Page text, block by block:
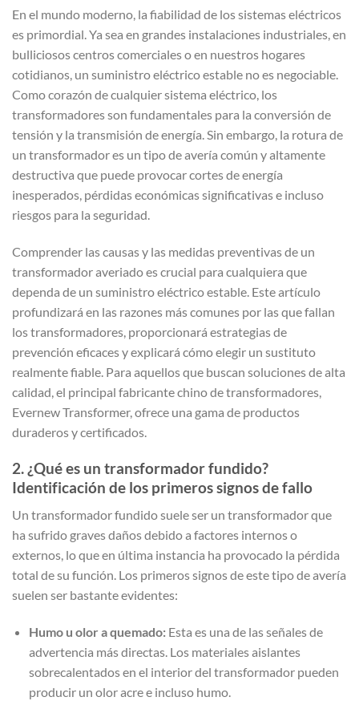
En el mundo moderno, la fiabilidad de los sistemas eléctricos
es primordial. Ya sea en grandes instalaciones industriales, en
bulliciosos centros comerciales o en nuestros hogares
cotidianos, un suministro eléctrico estable no es negociable.
Como corazón de cualquier sistema eléctrico, los
transformadores son fundamentales para la conversión de
tensión y la transmisión de energía. Sin embargo, la rotura de
un transformador es un tipo de avería común y altamente
destructiva que puede provocar cortes de energía
inesperados, pérdidas económicas significativas e incluso
riesgos para la seguridad.
Comprender las causas y las medidas preventivas de un
transformador averiado es crucial para cualquiera que
dependa de un suministro eléctrico estable. Este artículo
profundizará en las razones más comunes por las que fallan
los transformadores, proporcionará estrategias de
prevención eficaces y explicará cómo elegir un sustituto
realmente fiable. Para aquellos que buscan soluciones de alta
calidad, el principal fabricante chino de transformadores,
Evernew Transformer, ofrece una gama de productos
duraderos y certificados.
2. ¿Qué es un transformador fundido?
Identificación de los primeros signos de fallo
Un transformador fundido suele ser un transformador que
ha sufrido graves daños debido a factores internos o
externos, lo que en última instancia ha provocado la pérdida
total de su función. Los primeros signos de este tipo de avería
suelen ser bastante evidentes:
Humo u olor a quemado:Esta es una de las señales de
advertencia más directas. Los materiales aislantes
sobrecalentados en el interior del transformador pueden
producir un olor acre e incluso humo.